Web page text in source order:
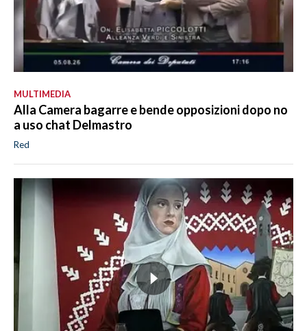
MULTIMEDIA
Alla Camera bagarre e bende opposizioni dopo no
a uso chat Delmastro
Red